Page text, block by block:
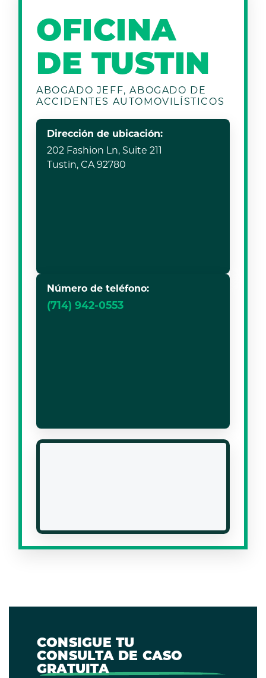
OFICINA
DE TUSTIN
ABOGADO JEFF, ABOGADO DE
ACCIDENTES AUTOMOVILÍSTICOS
Dirección de ubicación:
202 Fashion Ln, Suite 211
Tustin, CA 92780
Número de teléfono:
(714) 942-0553
CONSIGUE TU
CONSULTA DE CASO
GRATUITA